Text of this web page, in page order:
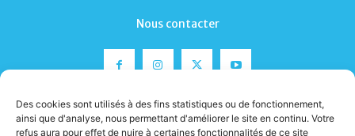
Des cookies sont utilisés à des fins statistiques ou de fonctionnement,
ainsi que d'analyse, nous permettant d'améliorer le site en continu. Votre
refus aura pour effet de nuire à certaines fonctionnalités de ce site
Nous contacter